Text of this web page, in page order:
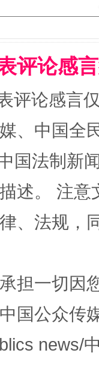
评论感
评论感言
、中国全
国法制新
述。 注
、法规，
担一切因
国公众传
news/